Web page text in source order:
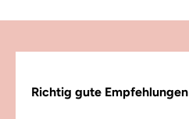
Richtig gute Empfehlungen